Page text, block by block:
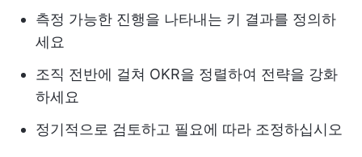
측정 가능한 진행을 나타내는 키 결과를 정의하
세요
조직 전반에 걸쳐 OKR을 정렬하여 전략을 강화
하세요
정기적으로 검토하고 필요에 따라 조정하십시오